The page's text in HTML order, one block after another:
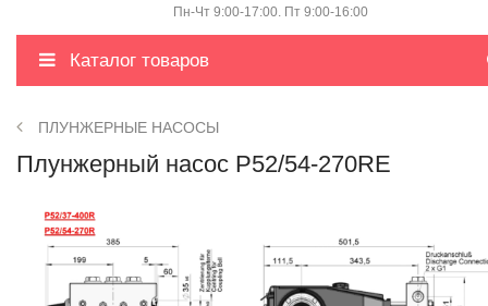
Пн-Чт 9:00-17:00. Пт 9:00-16:00
Каталог товаров
ПЛУНЖЕРНЫЕ НАСОСЫ
Плунжерный насос P52/54-270RE